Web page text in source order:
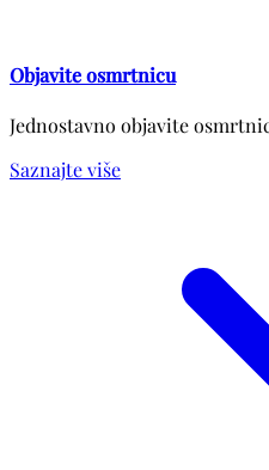
Objavite osmrtnicu
Jednostavno objavite
Saznajte više